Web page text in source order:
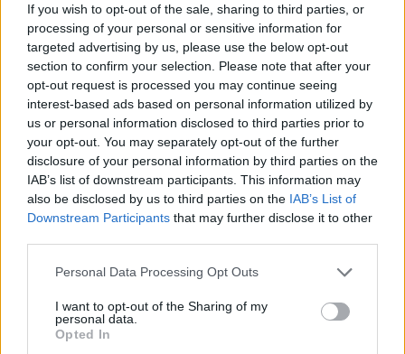
If you wish to opt-out of the sale, sharing to third parties, or
processing of your personal or sensitive information for
targeted advertising by us, please use the below opt-out
section to confirm your selection. Please note that after your
opt-out request is processed you may continue seeing
interest-based ads based on personal information utilized by
us or personal information disclosed to third parties prior to
your opt-out. You may separately opt-out of the further
disclosure of your personal information by third parties on the
IAB’s list of downstream participants. This information may
also be disclosed by us to third parties on the IAB’s List of
Downstream Participants that may further disclose it to other
Please note that this website/app uses one or more Google
not limited to your visit or usage behaviour. You may click to
grant or deny consent to Google and its third-party tags to
use your data for below specified purposes in below Google
Personal Data Processing Opt Outs
I want to opt-out of the Sharing of my
personal data.
Opted In
Από την πλευρά του, ο Τζέιμς Καφετζής απάντησε
πως «Σάκη, λες για ηθικές και τα λοιπά αλλά εσύ
ήσουν αυτός που δημιούργησε ένταση και ύψωσες
φωνές και ήσουν πάρα πολύ προκλητικός».